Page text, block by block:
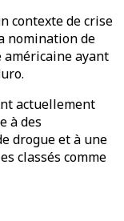
contexte de crise
nomination de
américaine ayant
actuellement
à des
drogue et à une
classés comme